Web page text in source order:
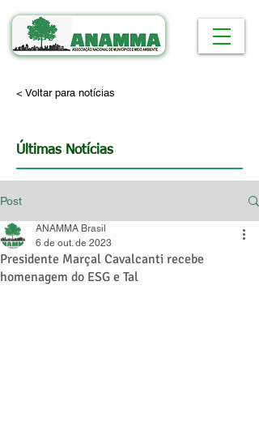
< Voltar para notícias
Últimas Notícias
Post
Presidente Marçal Cavalcanti recebe
homenagem do ESG e Tal
ANAMMA Brasil
6 de out. de 2023